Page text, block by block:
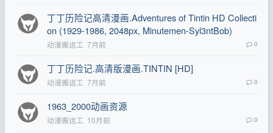
丁丁历险记高清漫画.Adventures of Tintin HD Collecti
on (1929-1986, 2048px, Minutemen-Syl3ntBob)
动漫搬运工 7月前 0
丁丁历险记.高清版漫画.TINTIN [HD]
动漫搬运工 7月前 0
1963_2000动画资源
动漫搬运工 10月前 0